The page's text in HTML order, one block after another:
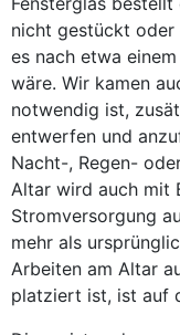
nicht gestückt
es nach etwa
wäre. Wir kamen
notwendig ist,
entwerfen und
Nacht-, Regen-
Altar wird auch mit
Stromversorgung
mehr als
Arbeiten am Altar
platziert ist, ist auf